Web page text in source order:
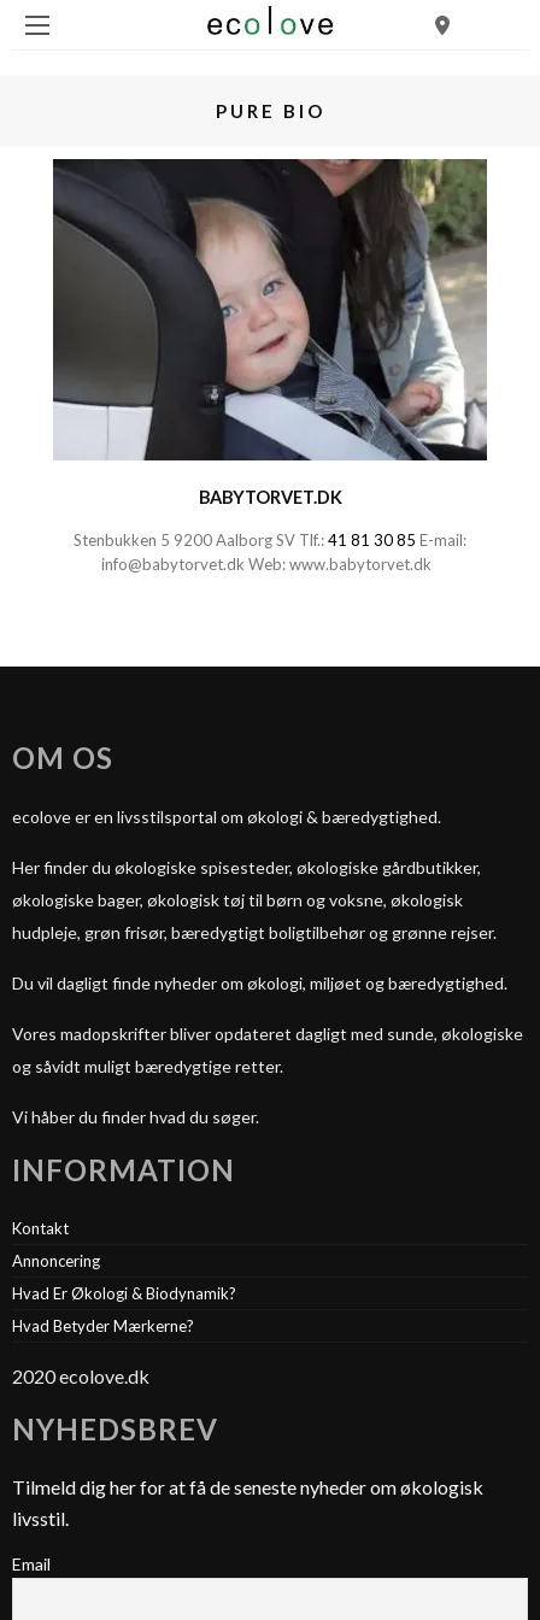
PURE BIO
BABYTORVET.DK
Stenbukken 5 9200 Aalborg SV Tlf.:41 81 30 85 E-mail:
info@babytorvet.dk Web:www.babytorvet.dk
OM OS
ecolove er en livsstilsportal om økologi & bæredygtighed.
Her finder du økologiske spisesteder, økologiske gårdbutikker,
økologiske bager, økologisk tøj til børn og voksne, økologisk
hudpleje, grøn frisør, bæredygtigt boligtilbehør og grønne rejser.
Du vil dagligt finde nyheder om økologi, miljøet og bæredygtighed.
Vores madopskrifter bliver opdateret dagligt med sunde, økologiske
og såvidt muligt bæredygtige retter.
Vi håber du finder hvad du søger.
INFORMATION
Kontakt
Annoncering
Hvad Er Økologi & Biodynamik?
Hvad Betyder Mærkerne?
2020 ecolove.dk
NYHEDSBREV
Tilmeld dig her for at få de seneste nyheder om økologisk
livsstil.
Email